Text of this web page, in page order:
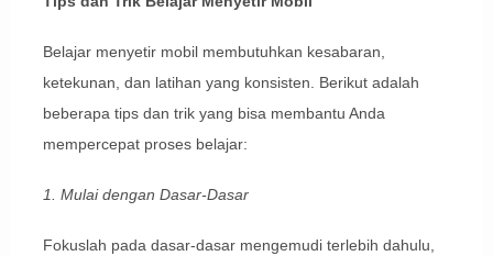
Belajar menyetir mobil membutuhkan kesabaran,
ketekunan, dan latihan yang konsisten. Berikut adalah
beberapa tips dan trik yang bisa membantu Anda
mempercepat proses belajar:
1. Mulai dengan Dasar-Dasar
Fokuslah pada dasar-dasar mengemudi terlebih dahulu,